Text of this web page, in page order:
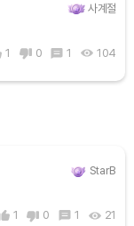
사계절
1 0 1 104
StarB
1 0 1 21